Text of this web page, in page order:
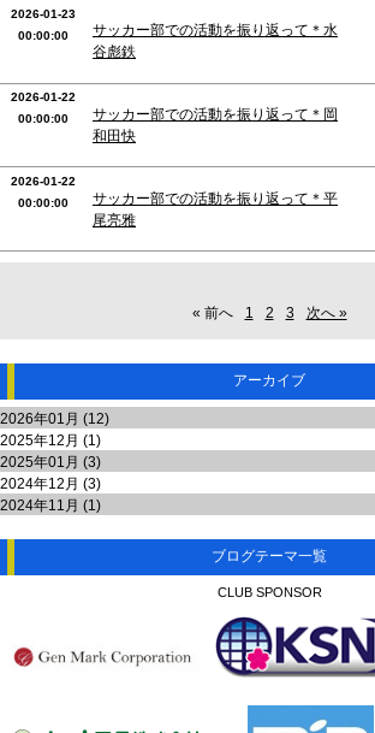
2026-01-23
00:00:00
サッカー部での活動を振り返って＊水
谷彪鉄
2026-01-22
00:00:00
サッカー部での活動を振り返って＊岡
和田快
2026-01-22
00:00:00
サッカー部での活動を振り返って＊平
尾亮雅
« 前へ 1 2 3 次へ »
アーカイブ
2026年01月 (12)
2025年12月 (1)
2025年01月 (3)
2024年12月 (3)
2024年11月 (1)
ブログテーマ一覧
CLUB SPONSOR